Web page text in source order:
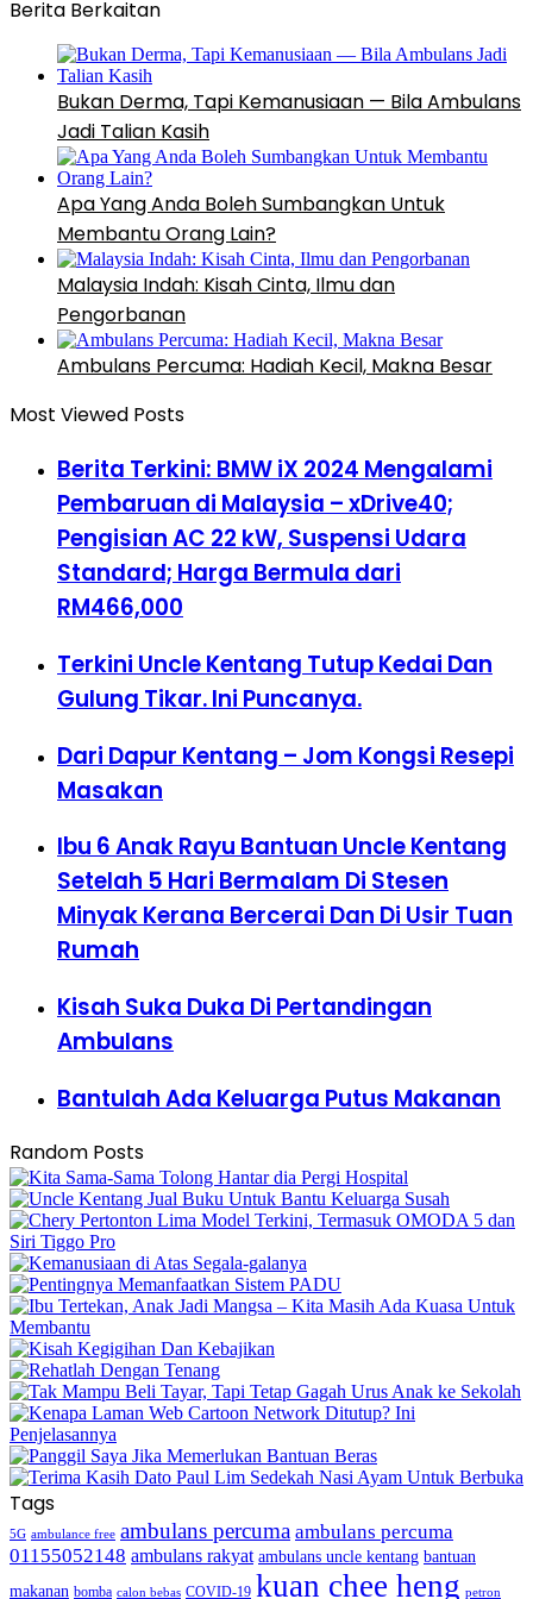
Berita Berkaitan
Bukan Derma, Tapi Kemanusiaan — Bila Ambulans
Jadi Talian Kasih
Apa Yang Anda Boleh Sumbangkan Untuk
Membantu Orang Lain?
Malaysia Indah: Kisah Cinta, Ilmu dan
Pengorbanan
Ambulans Percuma: Hadiah Kecil, Makna Besar
Most Viewed Posts
Berita Terkini: BMW iX 2024 Mengalami
Pembaruan di Malaysia – xDrive40;
Pengisian AC 22 kW, Suspensi Udara
Standard; Harga Bermula dari
RM466,000
Terkini Uncle Kentang Tutup Kedai Dan
Gulung Tikar. Ini Puncanya.
Dari Dapur Kentang – Jom Kongsi Resepi
Masakan
Ibu 6 Anak Rayu Bantuan Uncle Kentang
Setelah 5 Hari Bermalam Di Stesen
Minyak Kerana Bercerai Dan Di Usir Tuan
Rumah
Kisah Suka Duka Di Pertandingan
Ambulans
Bantulah Ada Keluarga Putus Makanan
Random Posts
Tags
5G ambulance free ambulans percuma ambulans percuma
01155052148 ambulans rakyat ambulans uncle kentang bantuan
makanan bomba calon bebas COVID-19 kuan chee heng petron